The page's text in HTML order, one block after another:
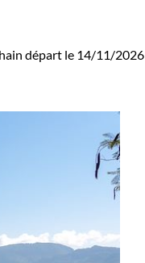
départ le 14/11/2026